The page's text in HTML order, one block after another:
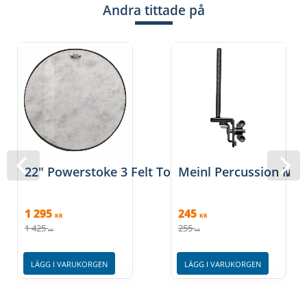
Andra tittade på
22" Powerstoke 3 Felt Tone Fiberskyn,
1 295 KR
1 425 KR
LÄGG I VARUKORGEN
Meinl Percussion
245 KR
255 KR
LÄGG I VARUKORGEN